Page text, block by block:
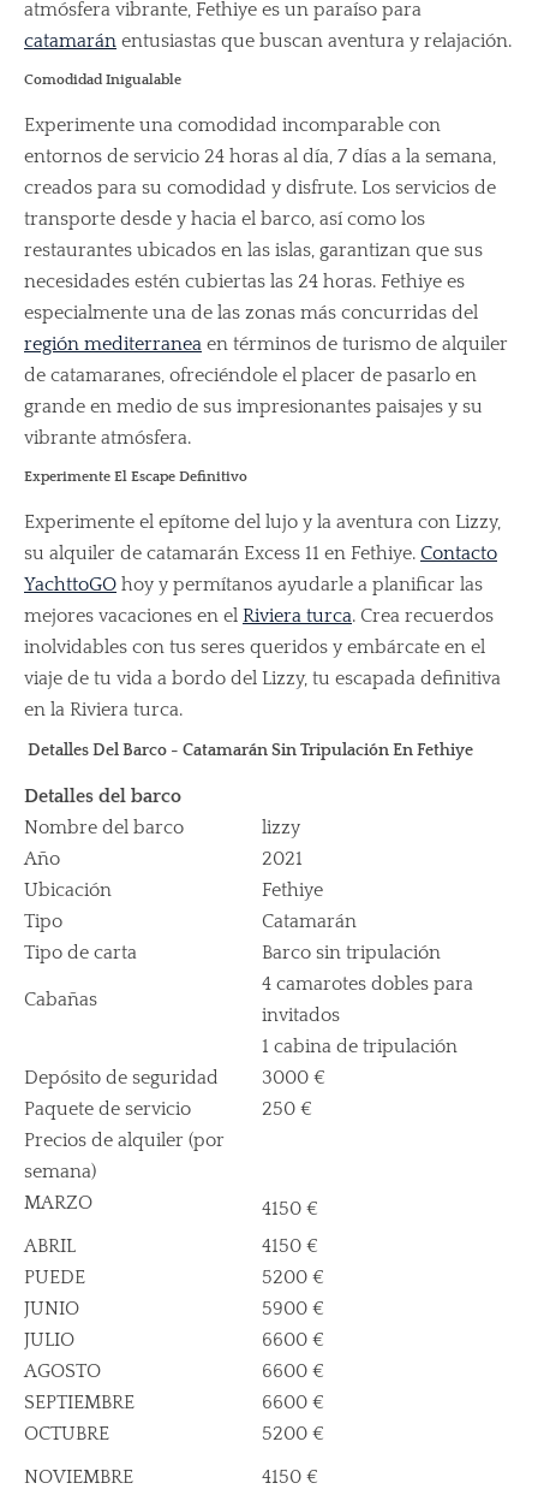
atmósfera vibrante, Fethiye es un paraíso para
catamarán entusiastas que buscan aventura y relajación.
Comodidad Inigualable
Experimente una comodidad incomparable con
entornos de servicio 24 horas al día, 7 días a la semana,
creados para su comodidad y disfrute. Los servicios de
transporte desde y hacia el barco, así como los
restaurantes ubicados en las islas, garantizan que sus
necesidades estén cubiertas las 24 horas. Fethiye es
especialmente una de las zonas más concurridas del
región mediterranea en términos de turismo de alquiler
de catamaranes, ofreciéndole el placer de pasarlo en
grande en medio de sus impresionantes paisajes y su
vibrante atmósfera.
Experimente El Escape Definitivo
Experimente el epítome del lujo y la aventura con Lizzy,
su alquiler de catamarán Excess 11 en Fethiye. Contacto
YachttoGO hoy y permítanos ayudarle a planificar las
mejores vacaciones en el Riviera turca. Crea recuerdos
inolvidables con tus seres queridos y embárcate en el
viaje de tu vida a bordo del Lizzy, tu escapada definitiva
en la Riviera turca.
Detalles Del Barco - Catamarán Sin Tripulación En Fethiye
Detalles del barco
Nombre del barco
lizzy
Año
2021
Ubicación
Fethiye
Tipo
Catamarán
Tipo de carta
Barco sin tripulación
Cabañas
4 camarotes dobles para
invitados
1 cabina de tripulación
Depósito de seguridad
3000 €
Paquete de servicio
250 €
Precios de alquiler (por
semana)
MARZO
4150 €
ABRIL
4150 €
PUEDE
5200 €
JUNIO
5900 €
JULIO
6600 €
AGOSTO
6600 €
SEPTIEMBRE
6600 €
OCTUBRE
NOVIEMBRE
5200 €
4150 €